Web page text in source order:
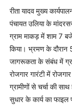
रीता यादव मुख्य
पंचायत उलिया के
ग्राम माकड़ में शाम 7
किया। भ्रमण के दौरान
जागरूकता के संबंध में
रोजगार गारंटी में
ग्रामीणों से चर्चा की
सुधार के कार्य का फाइल